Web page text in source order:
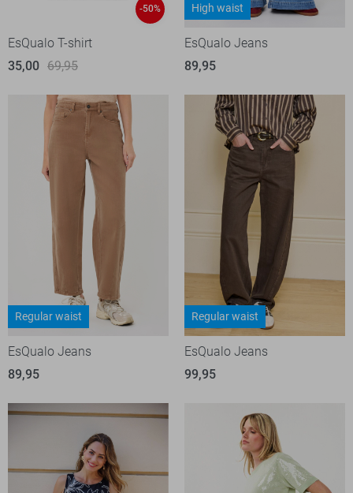
-50%
EsQualo T-shirt
35,00 69,95
High waist
EsQualo Jeans
89,95
Regular waist
EsQualo Jeans
89,95
Regular waist
EsQualo Jeans
99,95